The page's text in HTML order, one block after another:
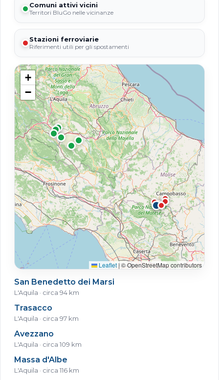
Comuni attivi vicini
Territori BluGo nelle vicinanze
Stazioni ferroviarie
Riferimenti utili per gli spostamenti
+
−
Leaflet |© OpenStreetMap contributors
San Benedetto dei Marsi
L'Aquila · circa 94 km
Trasacco
L'Aquila · circa 97 km
Avezzano
L'Aquila · circa 109 km
Massa d'Albe
L'Aquila · circa 116 km